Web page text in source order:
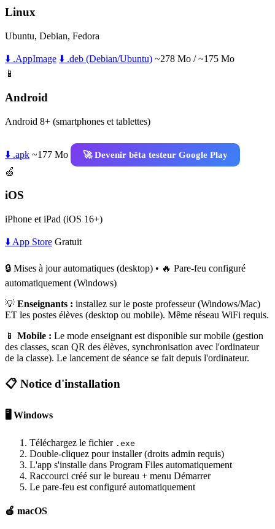
Linux
Ubuntu, Debian, Fedora
⬇️ .AppImage ⬇️ .deb (Debian/Ubuntu) ~278 Mo / ~175 Mo
📱
Android
Android 8+ (smartphones et tablettes)
⬇️ .apk ~177 Mo
🚀 Devenir bêta testeur Google Play
🍏
iOS
iPhone et iPad (iOS 16+)
⬇️ App Store Gratuit
🔒 Mises à jour automatiques (desktop) • 🔥 Pare-feu configuré
automatiquement (Windows)
💡 Enseignants : installez sur le poste professeur (Windows/Mac)
ET les postes élèves (desktop ou mobile). Même réseau WiFi requis.
📱 Mobile : Le mode enseignant est disponible sur mobile (gestion
des classes, scan QR des élèves, synchronisation avec l'ordinateur
de la classe). Le lancement de séance se fait depuis l'ordinateur.
📋 Notice d'installation
🖥️ Windows
Téléchargez le fichier .exe
Double-cliquez pour installer (droits admin requis)
L'app s'installe dans Program Files automatiquement
Raccourci créé sur le bureau + menu Démarrer
Le pare-feu est configuré automatiquement
🍎 macOS